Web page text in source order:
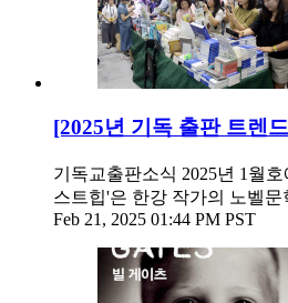
[2025년 기독 출판 트렌
기독교출판소식 2025년 1월
스트힙'은 한강 작가의 노벨
Feb 21, 2025 01:44 PM PST